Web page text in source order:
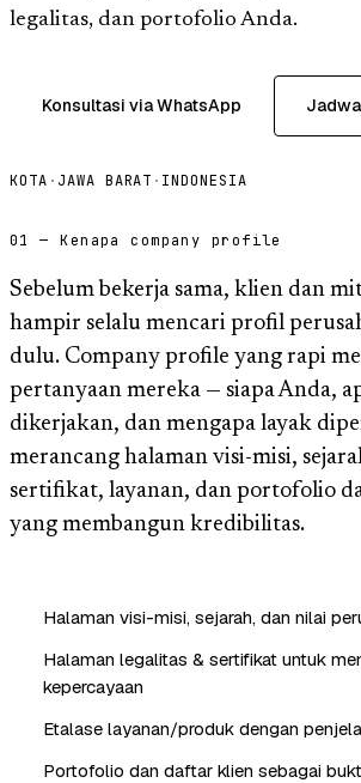
legalitas, dan portofolio Anda.
Konsultasi via WhatsApp
KOTA · JAWA BARAT · INDONESIA
01 — Kenapa company profile
Sebelum bekerja sama, klien dan
hampir selalu mencari profil
dulu. Company profile yang rapi
pertanyaan mereka — siapa Anda,
dikerjakan, dan mengapa layak
merancang halaman visi-misi,
sertifikat, layanan, dan portofolio
yang membangun kredibilitas.
Halaman visi-misi, sejarah, dan nilai
Halaman legalitas & sertifikat untuk
kepercayaan
Etalase layanan/produk dengan
Portofolio dan daftar klien sebagai